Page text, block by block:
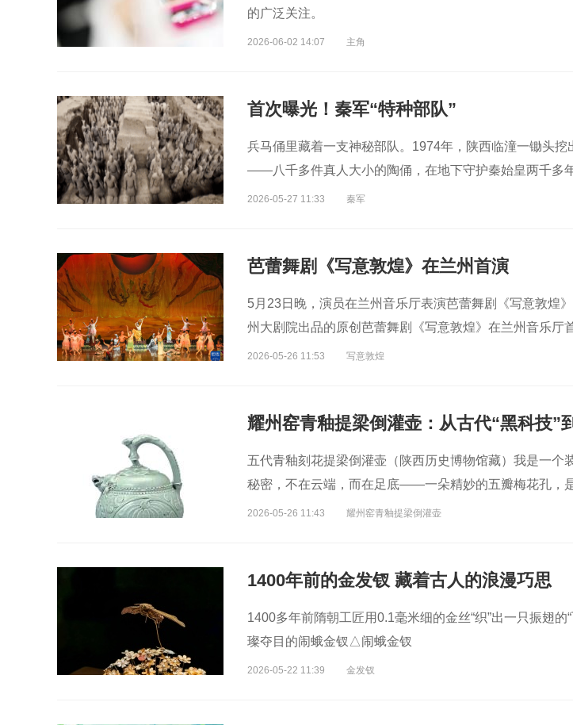
的广泛关注。
2026-06-02 14:07 主角
首次曝光！秦军“特种部队”
兵马俑里藏着一支神秘部队。1974年，陕西临潼一锄头挖
——八千多件真人大小的陶俑，在地下守护秦始皇两千多年
2026-05-27 11:33 秦军
芭蕾舞剧《写意敦煌》在兰州首演
5月23日晚，演员在兰州音乐厅表演芭蕾舞剧《写意敦煌
州大剧院出品的原创芭蕾舞剧《写意敦煌》在兰州音乐厅
2026-05-26 11:53 写意敦煌
五代青釉刻花提梁倒灌壶（陕西历史博物馆藏）我是一个
秘密，不在云端，而在足底——一朵精妙的五瓣梅花孔，
的独特方式。
2026-05-26 11:43 耀州窑青釉提梁倒灌壶
1400年前的金发钗 藏着古人的浪漫巧思
1400多年前隋朝工匠用0.1毫米细的金丝“织”出一只振翅的
璨夺目的闹蛾金钗△闹蛾金钗
2026-05-22 11:39 金发钗